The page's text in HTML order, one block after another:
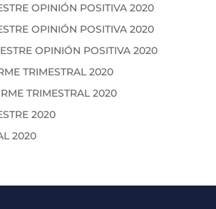
OPINIÓN POSITIVA 2020
OPINIÓN POSITIVA 2020
OPINIÓN POSITIVA 2020
TRIMESTRAL 2020
TRIMESTRAL 2020
2020
2020